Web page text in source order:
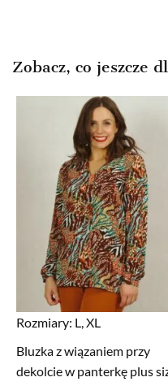
Zobacz, co jeszcze
Rozmiary: L, XL
Bluzka z wiązaniem przy
dekolcie w panterkę plus